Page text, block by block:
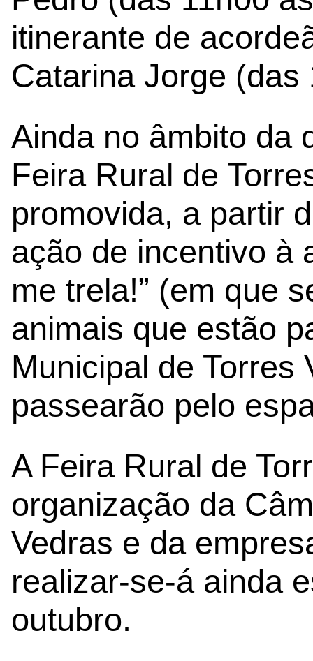
itinerante de
Catarina Jorge
Ainda no âmbito da
Feira Rural de
promovida, a partir
ação de incentivo à
me trela!” (em que
animais que estão
Municipal de Torres
passearão pelo
A Feira Rural de
organização da
Vedras e da
realizar-se-á ainda
outubro.